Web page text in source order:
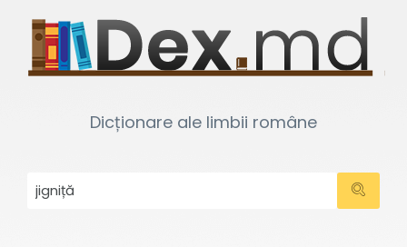
Dicționare ale limbii române